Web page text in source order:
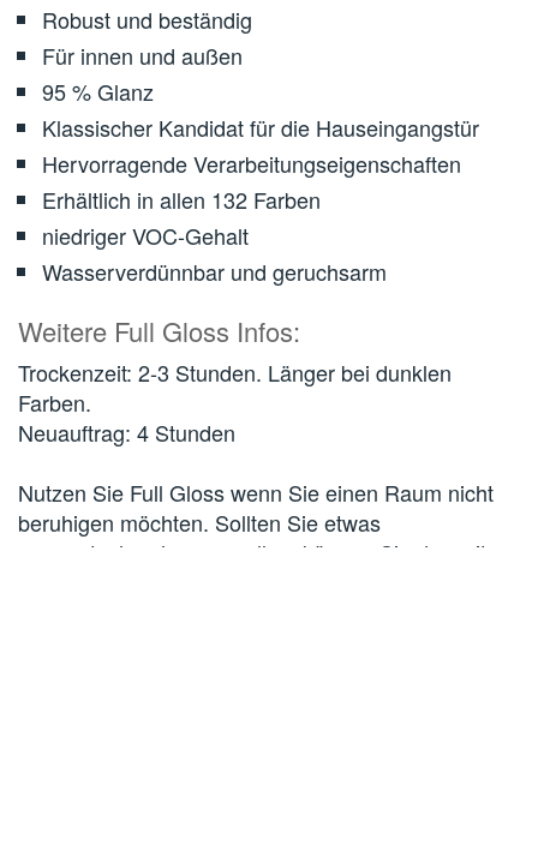
Robust und beständig
Für innen und außen
95 % Glanz
Klassischer Kandidat für die Hauseingangstür
Hervorragende Verarbeitungseigenschaften
Erhältlich in allen 132 Farben
niedriger VOC-Gehalt
Wasserverdünnbar und geruchsarm
Weitere Full Gloss Infos:
Trockenzeit: 2-3 Stunden. Länger bei dunklen
Farben.
Neuauftrag: 4 Stunden
Nutzen Sie Full Gloss wenn Sie einen Raum nicht
beruhigen möchten. Sollten Sie etwas
vervorstechen lassen wollen, können Sie das mit